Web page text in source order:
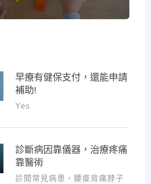
早療有健保支付，還能申請
補助!
Yes
診斷病因靠儀器，治療疼痛
靠醫術
診間常見病患，腰痠背痛脖子